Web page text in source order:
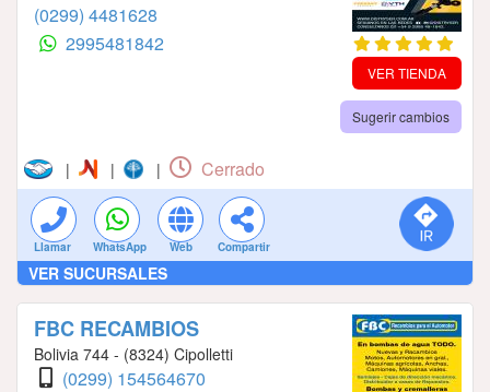
(0299) 4481628
2995481842
VER TIENDA
Sugerir cambios
| | | Cerrado
Llamar WhatsApp Web Compartir
VER SUCURSALES
FBC RECAMBIOS
Bolivia 744 - (8324) Cipolletti
(0299) 154564670